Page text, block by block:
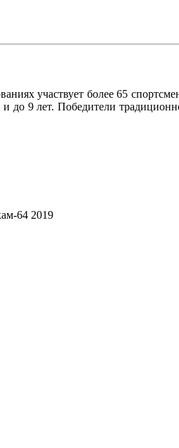
участвует более 65
до 9 лет. Победители